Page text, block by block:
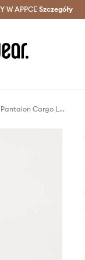
nawet w 24h >
W APPCE Szczegóły
Drôle de Monsieur spodnie z domieszką wełny Le Pantalon Cargo Laine